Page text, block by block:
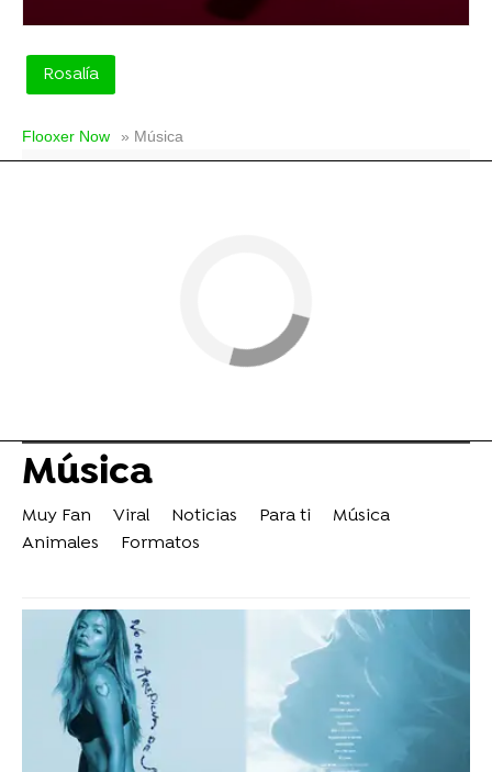
Rosalía
Flooxer Now » Música
Música
Muy Fan Viral Noticias Para ti
Música
Animales
Formatos